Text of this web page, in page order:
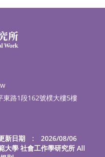
東路1段162號樸大樓5樓
新日期 : 2026/08/06
學 社會工作學研究所 All